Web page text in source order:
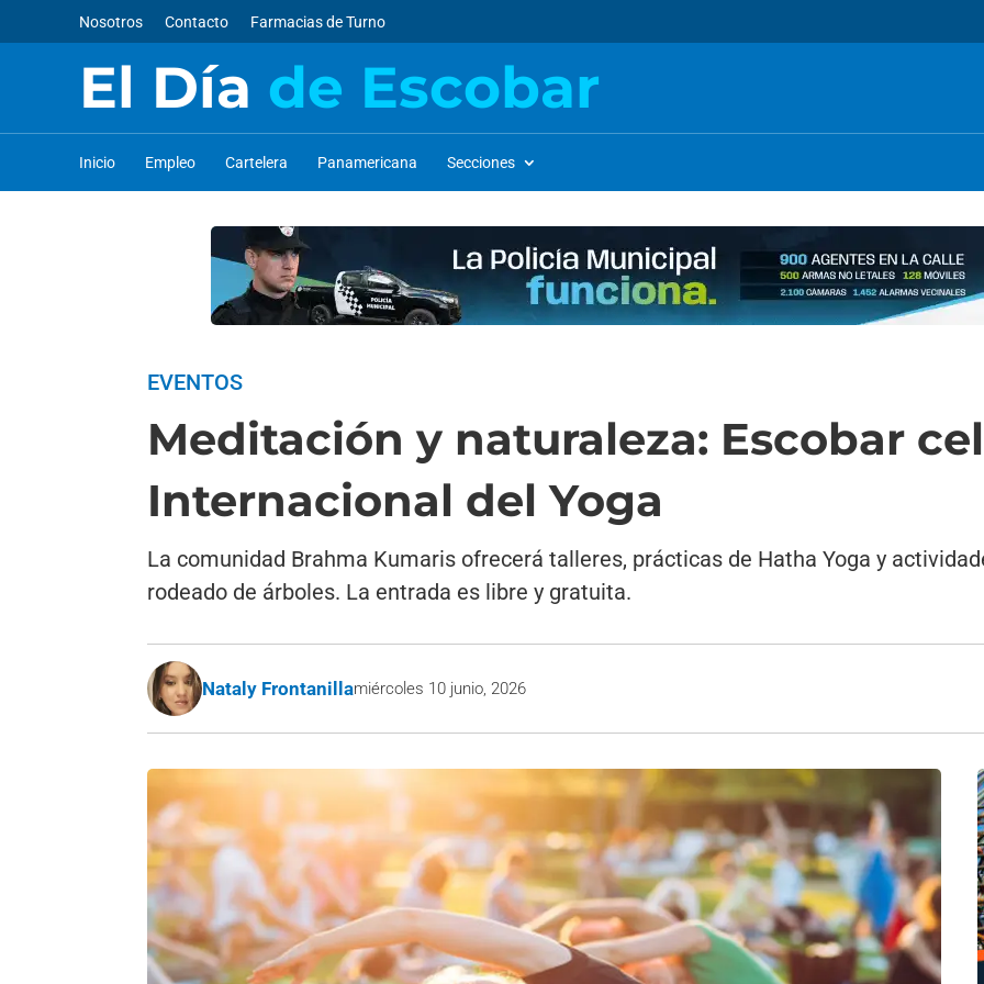
Nosotros Contacto Farmacias de Turno
El Día de Escobar
Inicio Empleo Cartelera Panamericana Secciones
EVENTOS
Meditación y naturaleza: Escobar
Internacional del Yoga
La comunidad Brahma Kumaris ofrecerá talleres, prácticas de Hatha Yoga y
rodeado de árboles. La entrada es libre y gratuita.
Nataly Frontanillamiércoles 10 junio, 2026